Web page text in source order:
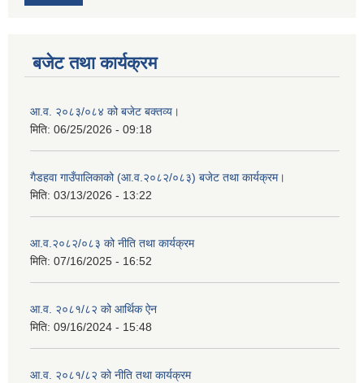
बजेट तथा कार्यक्रम
आ.व. २०८३/०८४ को बजेट बक्तव्य।
मिति: 06/25/2026 - 09:18
गैडहवा गाउँपालिकाको (आ.व.२०८२/०८३) बजेट तथा कार्यक्रम।
मिति: 03/13/2026 - 13:22
आ.व.२०८२/०८३ को नीति तथा कार्यक्रम
मिति: 07/16/2025 - 16:52
आ.व. २०८१/८२ को आर्थिक ऐन
मिति: 09/16/2024 - 15:48
आ.व. २०८१/८२ को नीति तथा कार्यक्रम